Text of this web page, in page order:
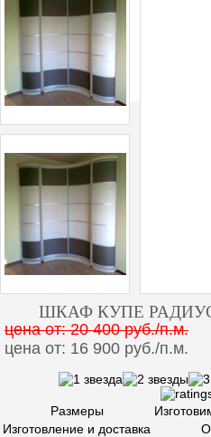
ШКАФ КУПЕ
цена от: 20 400 руб./п.м.
цена от: 16 900 руб./п.м.
Размеры
Изготовление и доставка